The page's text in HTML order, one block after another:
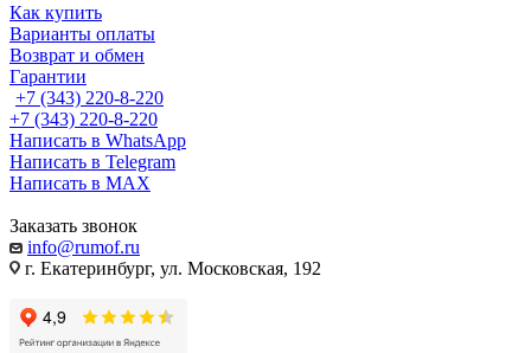
Как купить
Варианты оплаты
Возврат и обмен
Гарантии
+7 (343) 220-8-220
+7 (343) 220-8-220
Написать в WhatsApp
Написать в Telegram
Написать в MAX
Заказать звонок
info@rumof.ru
г. Екатеринбург, ул. Московская, 192